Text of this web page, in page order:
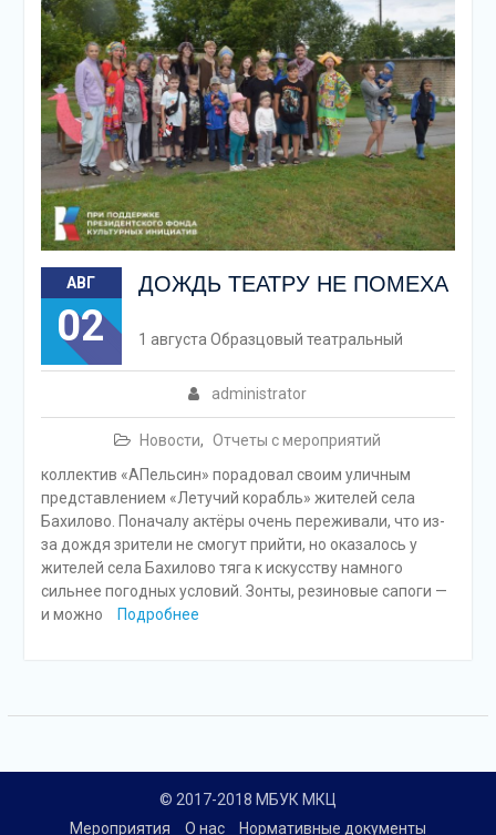
АВГ
02
ДОЖДЬ ТЕАТРУ НЕ ПОМЕХА
administrator
Новости, Отчеты с мероприятий
1 августа Образцовый театральный
коллектив «АПельсин» порадовал своим уличным
представлением «Летучий корабль» жителей села
Бахилово. Поначалу актёры очень переживали, что из-
за дождя зрители не смогут прийти, но оказалось у
жителей села Бахилово тяга к искусству намного
сильнее погодных условий. Зонты, резиновые сапоги —
и можно
Подробнее
© 2017-2018 МБУК МКЦ
Мероприятия
О нас Нормативные документы